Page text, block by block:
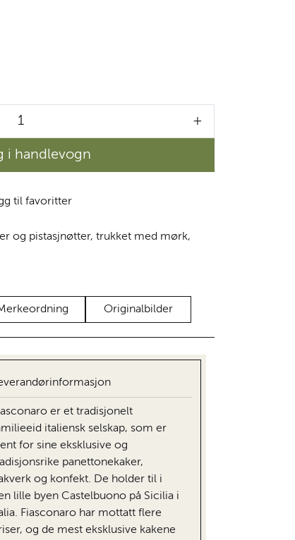
+
i handlevogn
til favoritter
og pistasjnøtter, trukket med mørk,
Originalbilder
er et tradisjonelt
italiensk selskap, som er
for sine eksklusive og
panettonekaker,
og konfekt. De holder til i
lille byen Castelbuono på Sicilia i
Fiasconaro har mottatt flere
og de mest eksklusive kakene